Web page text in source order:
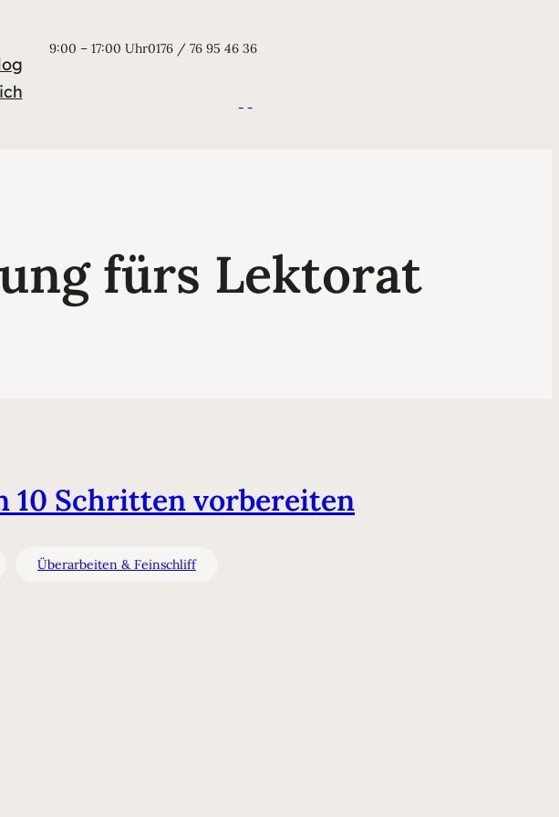
9:00 – 17:00 Uhr0176 / 76 95 46 36
fürs Lektorat
10 Schritten vorbereiten
Überarbeiten & Feinschliff